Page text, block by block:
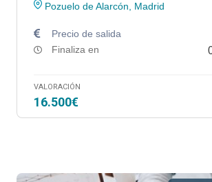
Pozuelo de Alarcón, Madrid
Precio de salida
Finaliza en
VALORACIÓN
16.500€